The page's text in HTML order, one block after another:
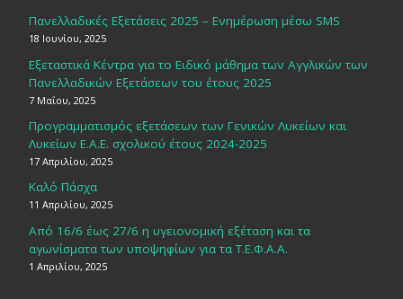
Πανελλαδικές Εξετάσεις 2025 – Ενημέρωση μέσω SMS
18 Ιουνίου, 2025
Εξεταστικά Κέντρα για το Ειδικό μάθημα των Αγγλικών των
Πανελλαδικών Εξετάσεων του έτους 2025
7 Μαΐου, 2025
Προγραμματισμός εξετάσεων των Γενικών Λυκείων και
Λυκείων Ε.Α.Ε. σχολικού έτους 2024-2025
17 Απριλίου, 2025
Καλό Πάσχα
11 Απριλίου, 2025
Από 16/6 έως 27/6 η υγειονομική εξέταση και τα
αγωνίσματα των υποψηφίων για τα Τ.Ε.Φ.Α.Α.
1 Απριλίου, 2025